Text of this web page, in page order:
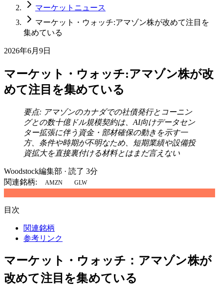
マーケットニュース
マーケット・ウォッチ:アマゾン株が改めて注目を
集めている
2026年6月9日
マーケット・ウォッチ:アマゾン株が改
めて注目を集めている
要点: アマゾンのカナダでの社債発行とコーニン
グとの数十億ドル規模契約は、AI向けデータセン
ター拡張に伴う資金・部材確保の動きを示す一
方、条件や時期が不明なため、短期業績や設備投
資拡大を直接裏付ける材料とはまだ言えない
Woodstock編集部 · 読了 3分
関連銘柄:
AMZN GLW
目次
関連銘柄
参考リンク
マーケット・ウォッチ：アマゾン株が
改めて注目を集めている